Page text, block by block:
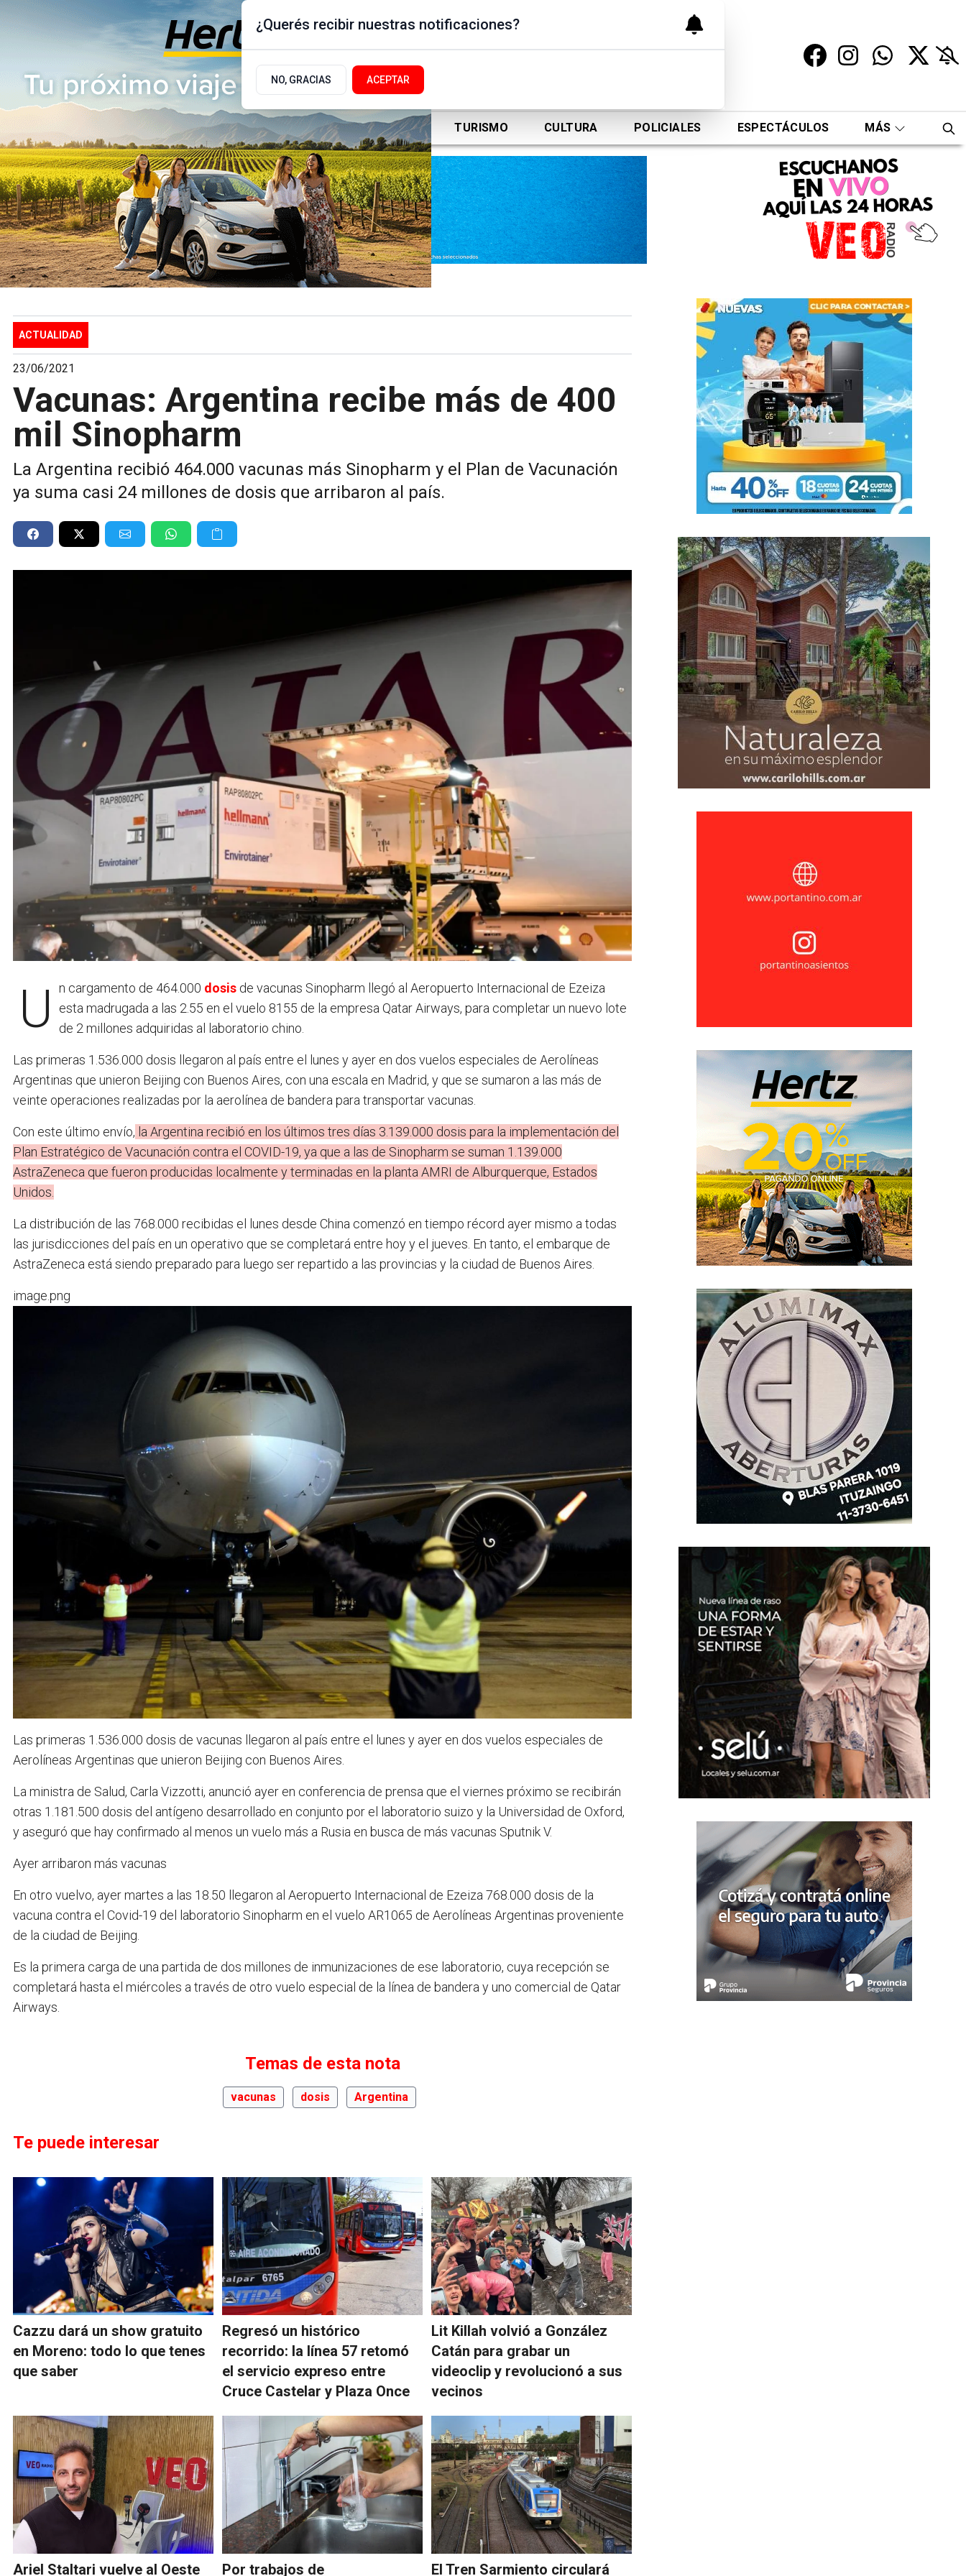
Jueves 6 de Agosto
de 2026
17.9ºc | Buenos Aires, AR
ACTUALIDAD POLÍTICA DEPORTES TURISMO CULTURA POLICIALES ESPECTÁCULOS MÁS
ACTUALIDAD
23/06/2021
Vacunas: Argentina recibe más de 400
mil Sinopharm
La Argentina recibió 464.000 vacunas más Sinopharm y el Plan de Vacunación
ya suma casi 24 millones de dosis que arribaron al país.
Un cargamento de 464.000 dosis de vacunas Sinopharm llegó al Aeropuerto Internacional de Ezeiza
esta madrugada a las 2.55 en el vuelo 8155 de la empresa Qatar Airways, para completar un nuevo lote
de 2 millones adquiridas al laboratorio chino.
Las primeras 1.536.000 dosis llegaron al país entre el lunes y ayer en dos vuelos especiales de Aerolíneas
Argentinas que unieron Beijing con Buenos Aires, con una escala en Madrid, y que se sumaron a las más de
veinte operaciones realizadas por la aerolínea de bandera para transportar vacunas.
Con este último envío, la Argentina recibió en los últimos tres días 3.139.000 dosis para la implementación del
Plan Estratégico de Vacunación contra el COVID-19, ya que a las de Sinopharm se suman 1.139.000
AstraZeneca que fueron producidas localmente y terminadas en la planta AMRI de Alburquerque, Estados
Unidos.
La distribución de las 768.000 recibidas el lunes desde China comenzó en tiempo récord ayer mismo a todas
las jurisdicciones del país en un operativo que se completará entre hoy y el jueves. En tanto, el embarque de
AstraZeneca está siendo preparado para luego ser repartido a las provincias y la ciudad de Buenos Aires.
image.png
Las primeras 1.536.000 dosis de vacunas llegaron al país entre el lunes y ayer en dos vuelos especiales de
Aerolíneas Argentinas que unieron Beijing con Buenos Aires.
La ministra de Salud, Carla Vizzotti, anunció ayer en conferencia de prensa que el viernes próximo se recibirán
otras 1.181.500 dosis del antígeno desarrollado en conjunto por el laboratorio suizo y la Universidad de Oxford,
y aseguró que hay confirmado al menos un vuelo más a Rusia en busca de más vacunas Sputnik V.
Ayer arribaron más vacunas
En otro vuelvo, ayer martes a las 18.50 llegaron al Aeropuerto Internacional de Ezeiza 768.000 dosis de la
vacuna contra el Covid-19 del laboratorio Sinopharm en el vuelo AR1065 de Aerolíneas Argentinas proveniente
de la ciudad de Beijing.
Es la primera carga de una partida de dos millones de inmunizaciones de ese laboratorio, cuya recepción se
completará hasta el miércoles a través de otro vuelo especial de la línea de bandera y uno comercial de Qatar
Airways.
Temas de esta nota
vacunas dosis Argentina
Te puede interesar
Cazzu dará un show gratuito
en Moreno: todo lo que tenes
que saber
Regresó un histórico
recorrido: la línea 57 retomó
el servicio expreso entre
Cruce Castelar y Plaza Once
Lit Killah volvió a González
Catán para grabar un
videoclip y revolucionó a sus
vecinos
Ariel Staltari vuelve al Oeste Por trabajos de El Tren Sarmiento circulará
¿Querés recibir nuestras notificaciones?
NO, GRACIAS ACEPTAR